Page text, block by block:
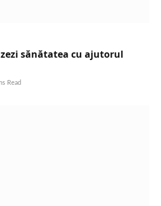
sănătatea cu ajutorul
Read